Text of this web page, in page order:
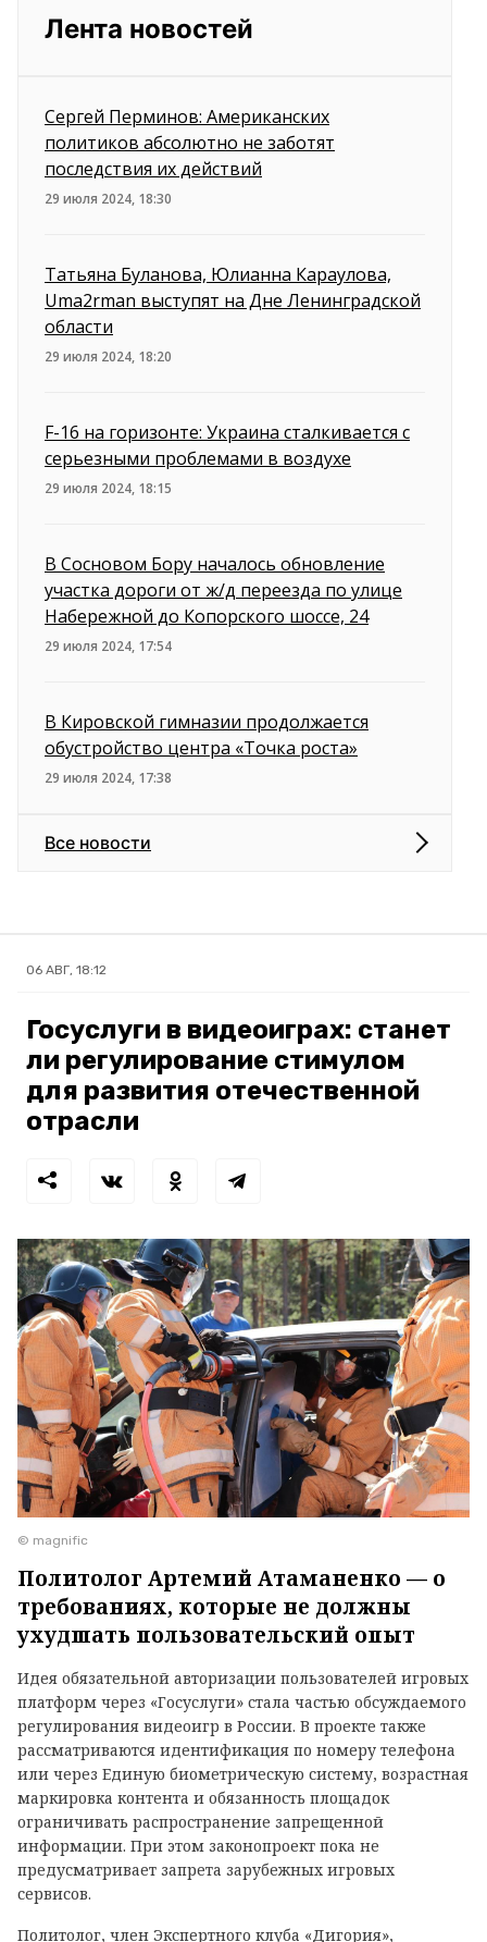
Лента новостей
Сергей Перминов: Американских
политиков абсолютно не заботят
последствия их действий
29 июля 2024, 18:30
Татьяна Буланова, Юлианна Караулова,
Uma2rman выступят на Дне Ленинградской
области
29 июля 2024, 18:20
F-16 на горизонте: Украина сталкивается с
серьезными проблемами в воздухе
29 июля 2024, 18:15
В Сосновом Бору началось обновление
участка дороги от ж/д переезда по улице
Набережной до Копорского шоссе, 24
29 июля 2024, 17:54
В Кировской гимназии продолжается
обустройство центра «Точка роста»
29 июля 2024, 17:38
Все новости
06 АВГ, 18:12
Госуслуги в видеоиграх: станет
ли регулирование стимулом
для развития отечественной
отрасли
© magnific
Политолог Артемий Атаманенко — о
требованиях, которые не должны
ухудшать пользовательский опыт
Идея обязательной авторизации пользователей игровых
платформ через «Госуслуги» стала частью обсуждаемого
регулирования видеоигр в России. В проекте также
рассматриваются идентификация по номеру телефона
или через Единую биометрическую систему, возрастная
маркировка контента и обязанность площадок
ограничивать распространение запрещенной
информации. При этом законопроект пока не
предусматривает запрета зарубежных игровых
сервисов.
Политолог, член Экспертного клуба «Дигория»,